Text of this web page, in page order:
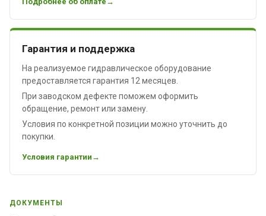
Гарантия и поддержка
На реализуемое гидравлическое оборудование
предоставляется гарантия 12 месяцев.
При заводском дефекте поможем оформить
обращение, ремонт или замену.
Условия по конкретной позиции можно уточнить до
покупки.
Условия гарантии
ДОКУМЕНТЫ